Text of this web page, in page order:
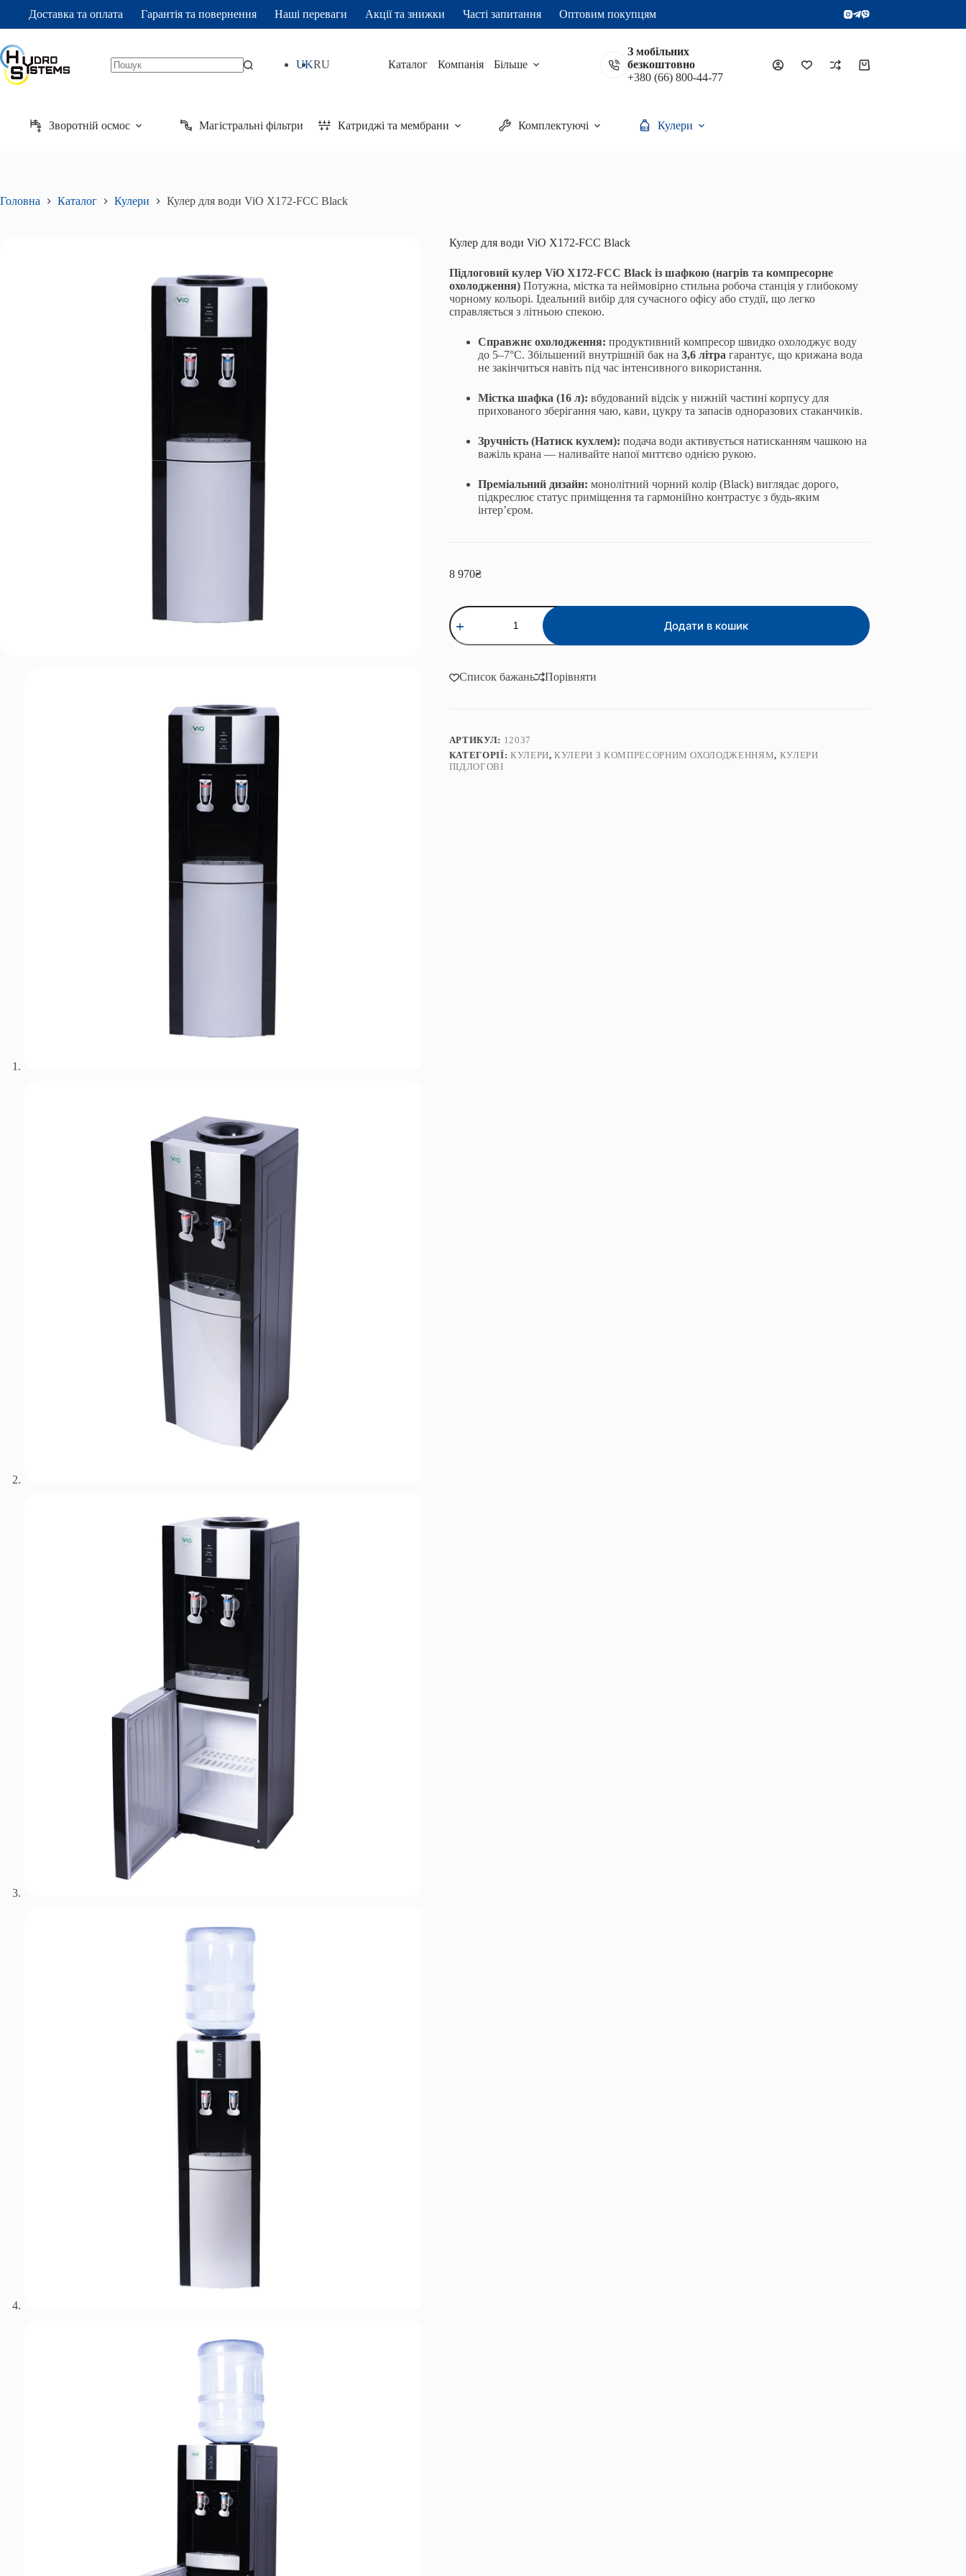
вмісту
FCC
Доставка та оплата Гарантія та повернення Наші переваги Акції та знижки Часті запитання Оптовим покупцям
UKRU Каталог Компанія Більше
З мобільних
безкоштовно
+380 (66) 800-44-77
Кошик
Зворотній осмос Магістральні фільтри Катриджі та мембрани Комплектуючі Кулери
Головна Каталог Кулери Кулер для води ViO X172-FCC Black
Кулер для води ViO X172-FCC Black
Підлоговий кулер ViO X172-FCC Black із шафкою (нагрів та компресорне
охолодження)Потужна, містка та неймовірно стильна робоча станція у глибокому
чорному кольорі. Ідеальний вибір для сучасного офісу або студії, що легко
справляється з літньою спекою.
Справжнє охолодження: продуктивний компресор швидко охолоджує воду
до 5–7°C. Збільшений внутрішній бак на 3,6 літра гарантує, що крижана вода
не закінчиться навіть під час інтенсивного використання.
Містка шафка (16 л): вбудований відсік у нижній частині корпусу для
прихованого зберігання чаю, кави, цукру та запасів одноразових стаканчиків.
Зручність (Натиск кухлем): подача води активується натисканням чашкою на
важіль крана — наливайте напої миттєво однією рукою.
Преміальний дизайн: монолітний чорний колір (Black) виглядає дорого,
підкреслює статус приміщення та гармонійно контрастує з будь-яким
інтер’єром.
8 970₴
Кулер
для
води
ViO
FCC
Black
Додати в кошик
Список бажань Порівняти
АРТИКУЛ: 12037
КАТЕГОРІЇ: КУЛЕРИ,КУЛЕРИ З КОМПРЕСОРНИМ ОХОЛОДЖЕННЯМ, КУЛЕРИ
ПІДЛОГОВІ